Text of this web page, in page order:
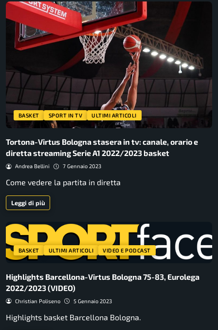
BASKET SPORT IN TV ULTIMI ARTICOLI
Tortona-Virtus Bologna stasera in tv: canale, orario e
diretta streaming Serie A1 2022/2023 basket
Andrea Bellini 7 Gennaio 2023
Come vedere la partita in diretta
Leggi di più
BASKET ULTIMI ARTICOLI VIDEO E PODCAST
Highlights Barcellona-Virtus Bologna 75-83, Eurolega
2022/2023 (VIDEO)
Christian Poliseno 5 Gennaio 2023
Highlights basket Barcellona Bologna.